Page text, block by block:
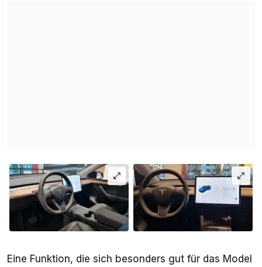
Eine Funktion, die sich besonders gut für das Model